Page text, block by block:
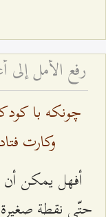
رفع الأمل إلى
چونکه با
وکارت فتاد
أفهل يمكن
حتّى نقطة